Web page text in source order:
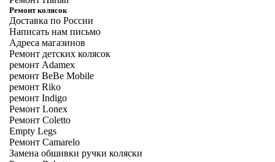
Ремонт колясок
Доставка по России
Написать нам письмо
Адреса магазинов
Ремонт детских колясок
ремонт Adamex
ремонт BeBe Mobile
ремонт Riko
ремонт Indigo
Ремонт Lonex
Ремонт Coletto
Empty Legs
Ремонт Camarelo
Замена обшивки ручки коляски